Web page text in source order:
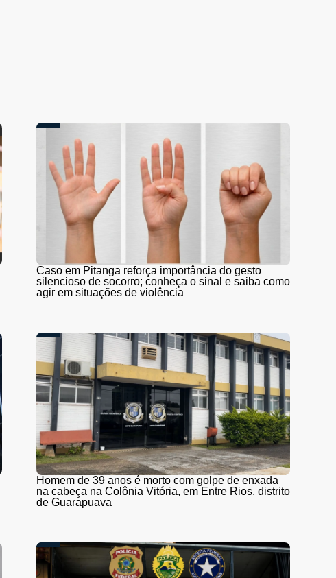
Caso em Pitanga reforça importância do gesto
silencioso de socorro; conheça o sinal e saiba como
agir em situações de violência
Homem de 39 anos é morto com golpe de enxada
na cabeça na Colônia Vitória, em Entre Rios, distrito
de Guarapuava